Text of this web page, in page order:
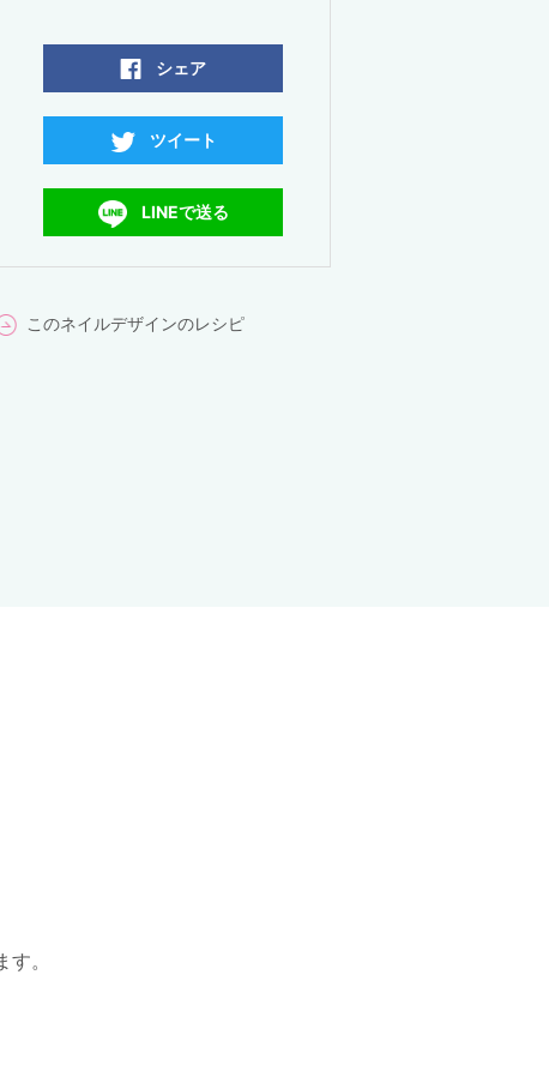
シェア
ツイート
LINEで送る
このネイルデザインのレシピ
。